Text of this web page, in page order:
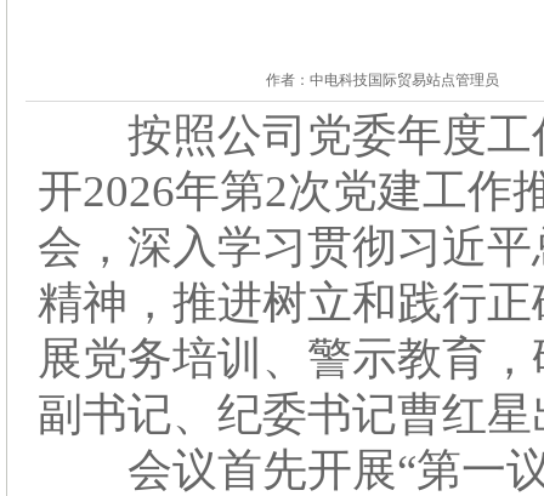
作者：中电科技国际贸易站点管理员
按照公司党委年度工
开2026年第2次党建工作
会，深入学习贯彻习近
精神，推进树立和践行
展党务培训、警示教育
副书记、纪委书记曹红
会议首先开展“第一议